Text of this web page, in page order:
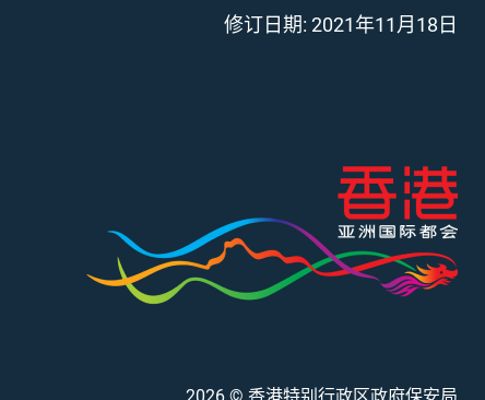
修订日期: 2021年11月18日
2026 © 香港特别行政区政府保安局